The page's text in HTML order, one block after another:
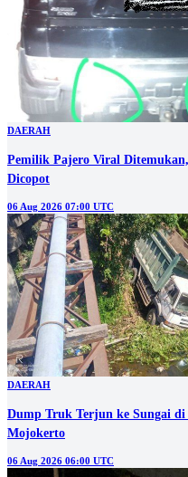
DAERAH
Pemilik Pajero Viral
Dicopot
06 Aug 2026 07:00 UTC
DAERAH
Dump Truk Terjun ke Sungai di
Mojokerto
06 Aug 2026 06:00 UTC